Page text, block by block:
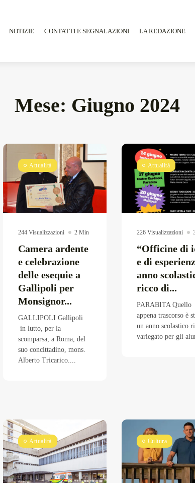
NOTIZIE CONTATTI E SEGNALAZIONI LA REDAZIONE
Mese: Giugno 2024
Attualità
244 Visualizzazioni 2 Min
Camera ardente
e celebrazione
delle esequie a
Gallipoli per
Monsignor...
GALLIPOLI Gallipoli
in lutto, per la
scomparsa, a Roma, del
suo concittadino, mons.
Alberto Tricarico....
Attualità
226 Visualizzazioni
“Officine di
e di
anno
ricco di...
PARABITA Quello
appena trascorso è
un anno scolastico
variegato per gli
Attualità Cultura